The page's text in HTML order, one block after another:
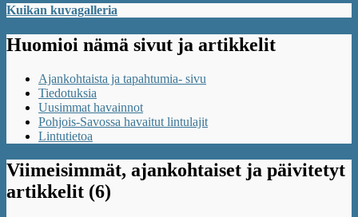
Kuikan kuvagalleria
Huomioi nämä sivut ja artikkelit
Ajankohtaista ja tapahtumia- sivu
Tiedotuksia
Uusimmat havainnot
Pohjois-Savossa havaitut lintulajit
Lintutietoa
Viimeisimmät, ajankohtaiset ja päivitetyt
artikkelit (6)